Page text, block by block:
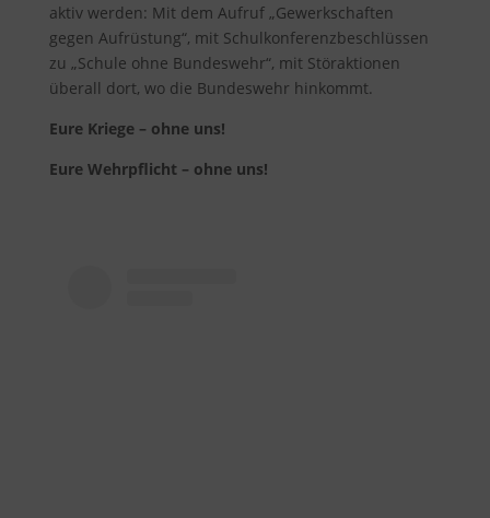
aktiv werden: Mit dem Aufruf „Gewerkschaften
gegen Aufrüstung“, mit Schulkonferenzbeschlüssen
zu „Schule ohne Bundeswehr“, mit Störaktionen
überall dort, wo die Bundeswehr hinkommt.
Eure Kriege – ohne uns!
Eure Wehrpflicht – ohne uns!